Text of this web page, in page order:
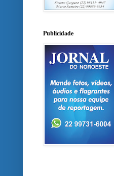
Publicidade